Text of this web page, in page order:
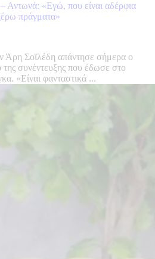
Αντωνά: «Εγώ, που είναι αδέρφια
πράγματα»
Άρη Σοϊλέδη απάντησε σήμερα ο
της συνέντευξης που έδωσε στο
«Είναι φανταστικά ...